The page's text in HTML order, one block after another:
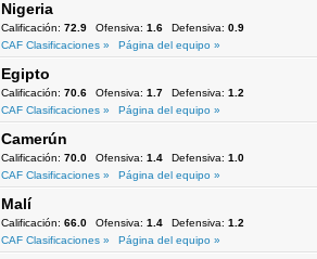
Nigeria
Calificación: 72.9 Ofensiva: 1.6 Defensiva: 0.9
CAF Clasificaciones »
Página del equipo »
Egipto
Calificación: 70.6 Ofensiva: 1.7 Defensiva: 1.2
CAF Clasificaciones »
Página del equipo »
Camerún
Calificación: 70.0 Ofensiva: 1.4 Defensiva: 1.0
CAF Clasificaciones »
Página del equipo »
Malí
Calificación: 66.0 Ofensiva: 1.4 Defensiva: 1.2
CAF Clasificaciones »
Página del equipo »